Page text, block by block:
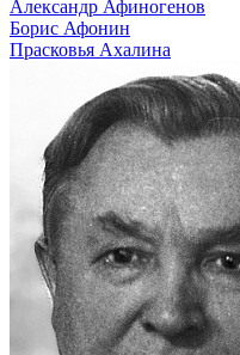
Александр Афиногенов
Борис Афонин
Прасковья Ахалина